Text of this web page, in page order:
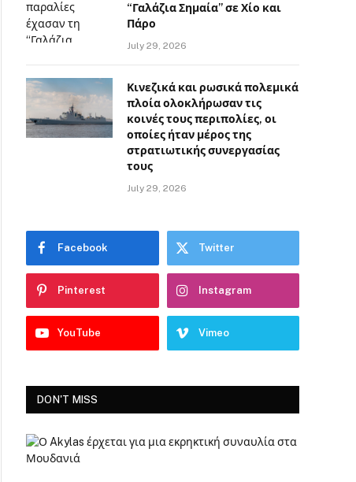
“Γαλάζια Σημαία” σε Χίο και
Πάρο
July 29, 2026
Κινεζικά και ρωσικά πολεμικά
πλοία ολοκλήρωσαν τις
κοινές τους περιπολίες, οι
οποίες ήταν μέρος της
στρατιωτικής συνεργασίας
τους
July 29, 2026
Facebook Twitter
Pinterest Instagram
YouTube Vimeo
DON'T MISS